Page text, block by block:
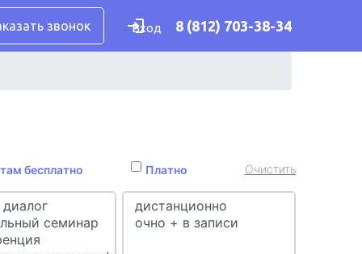
звонок Вход 8 (812) 703-38-34
бесплатно Платно Очистить